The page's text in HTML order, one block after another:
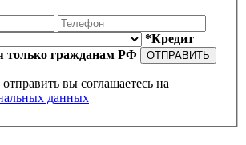
*Кредит
только гражданам РФ
ОТПРАВИТЬ
вы соглашаетесь на
данных